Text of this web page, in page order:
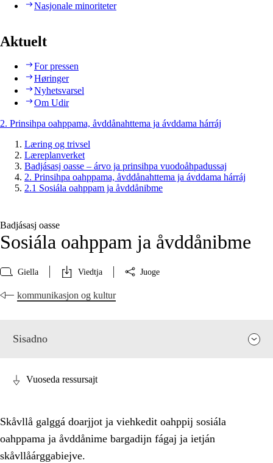
Nasjonale minoriteter
Aktuelt
For pressen
Høringer
Nyhetsvarsel
Om Udir
2. Prinsihpa oahppama, åvddånahttema ja ávddama hárráj
Læring og trivsel
Læreplanverket
Badjásasj oasse – árvo ja prinsihpa vuodoåhpadussaj
2. Prinsihpa oahppama, åvddånahttema ja ávddama hárráj
2.1 Sosiála oahppam ja åvddånibme
Badjásasj oasse
Sosiála oahppam ja åvddånibme
Giella Viedtja Juoge
kommunikasjon og kultur
Sisadno
Vuoseda ressursajt
Skåvllå galggá doarjjot ja viehkedit oahppij sosiála
oahppama ja åvddånime bargadijn fágaj ja ietján
skåvllåárggabiejve.